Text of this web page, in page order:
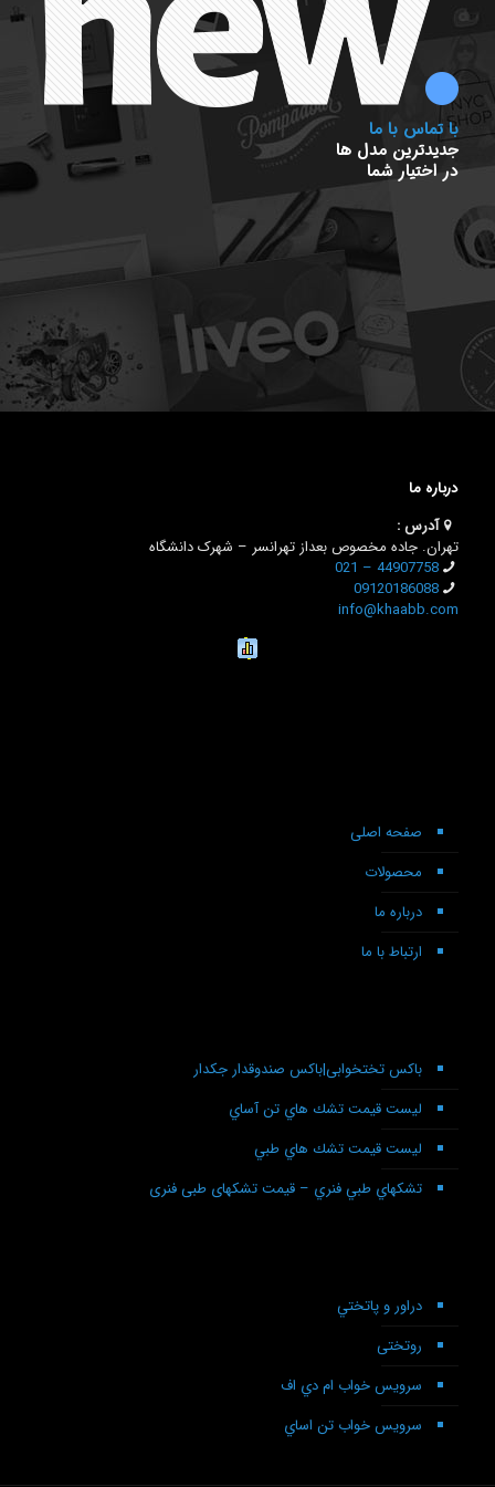
با تماس با ما
جدیدترین مدل ها
در اختيار شما
درباره ما
آدرس :
تهران. جاده مخصوص بعداز تهرانسر – شهرک دانشگاه
44907758 – 021
09120186088
info@khaabb.com
صفحه اصلی
محصولات
درباره ما
ارتباط با ما
باکس تختخوابی|باکس صندوقدار جکدار
لیست قیمت تشك هاي تن آساي
ليست قيمت تشك هاي طبي
تشكهاي طبي فنري – قیمت تشکهای طبی فنری
دراور و پاتختي
روتختی
سرويس خواب ام دي اف
سرويس خواب تن اساي